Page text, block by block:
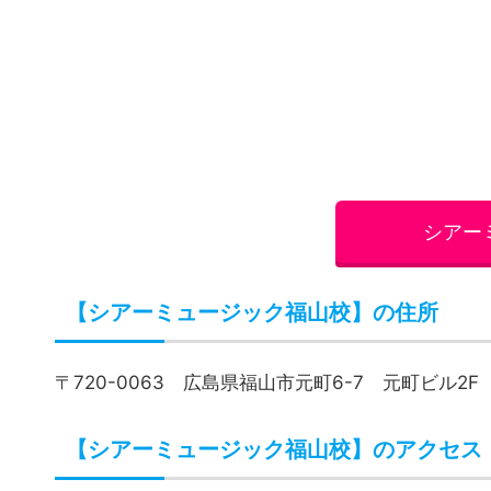
シアー
【シアーミュージック福山校】の住所
〒720-0063 広島県福山市元町6-7 元町ビル2F